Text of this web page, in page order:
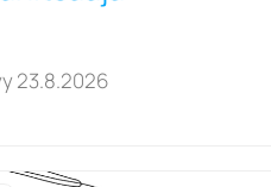
23.8.2026